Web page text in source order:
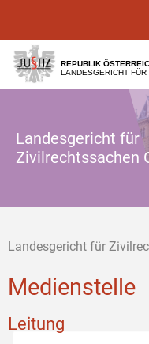
[1]
[2]
[3]
REPUBLIK
LANDESGERICHT
Landesgericht für
Zivilrechtssachen
Landesgericht für
Medienstelle
Leitung